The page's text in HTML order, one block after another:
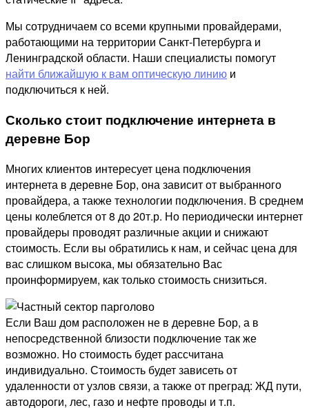
Мы сотрудничаем со всеми крупными провайдерами,
работающими на территории Санкт-Петербурга и
Ленинградской области. Наши специалисты помогут
найти ближайшую к вам оптическую линию и
подключиться к ней.
Сколько стоит подключение интернета в
деревне Бор
Многих клиентов интересует цена подключения
интернета в деревне Бор, она зависит от выбранного
провайдера, а также технологии подключения. В среднем
цены колеблется от 8 до 20т.р. Но периодически интернет
провайдеры проводят различные акции и снижают
стоимость. Если вы обратились к нам, и сейчас цена для
вас слишком высока, мы обязательно Вас
проинформируем, как только стоимость снизиться.
Если Ваш дом расположен не в деревне Бор, а в
непосредственной близости подключение так же
возможно. Но стоимость будет рассчитана
индивидуально. Стоимость будет зависеть от
удаленности от узлов связи, а также от преград: ЖД пути,
автодороги, лес, газо и нефте проводы и т.п.